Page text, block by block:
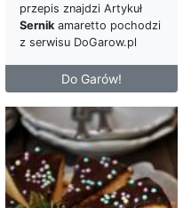
przepis znajdzi Artykuł
Sernikamaretto pochodzi
z serwisu DoGarow.pl
Do Garów!